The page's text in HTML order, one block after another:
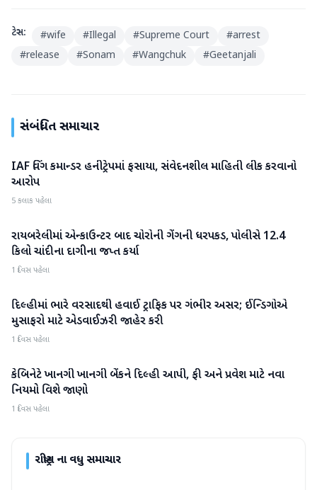
ટેગ્સ: #wife #Illegal #Supreme Court #arrest
#release #Sonam #Wangchuk #Geetanjali
સંબંધિત સમાચાર
રાષ્ટ્રીય
IAF વિંગ કમાન્ડર હનીટ્રેપમાં ફસાયા, સંવેદનશીલ માહિતી લીક કરવાનો
આરોપ
5 કલાક પહેલા
રાષ્ટ્રીય
રાયબરેલીમાં એન્કાઉન્ટર બાદ ચોરોની ગેંગની ધરપકડ, પોલીસે 12.4
કિલો ચાંદીના દાગીના જપ્ત કર્યા
1 દિવસ પહેલા
રાષ્ટ્રીય
દિલ્હીમાં ભારે વરસાદથી હવાઈ ટ્રાફિક પર ગંભીર અસર; ઈન્ડિગોએ
મુસાફરો માટે એડવાઈઝરી જાહેર કરી
1 દિવસ પહેલા
રાષ્ટ્રીય
કેબિનેટે ખાનગી ખાનગી બેંકને દિલ્હી આપી, ફી અને પ્રવેશ માટે નવા
નિયમો વિશે જાણો
1 દિવસ પહેલા
રાષ્ટ્રીયના વધુ સમાચાર